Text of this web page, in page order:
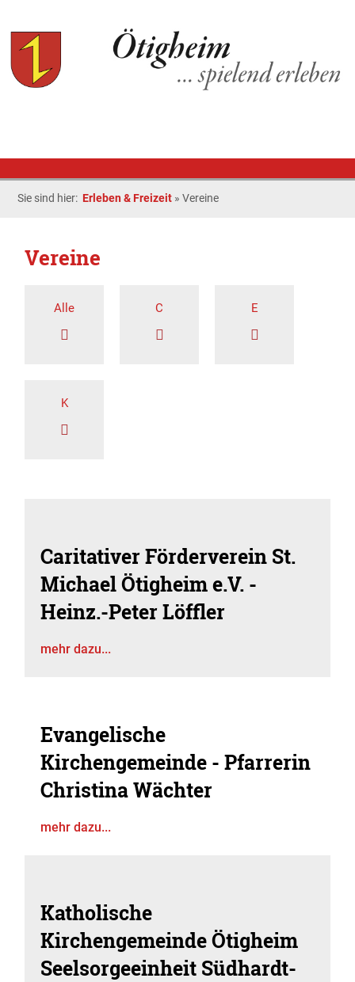
Sie sind hier: Erleben & Freizeit »Vereine
Vereine
Alle C E
K
Caritativer Förderverein St.
Michael Ötigheim e.V. -
Heinz.-Peter Löffler
mehr dazu...
Evangelische
Kirchengemeinde - Pfarrerin
Christina Wächter
mehr dazu...
Katholische
Kirchengemeinde Ötigheim
Seelsorgeeinheit Südhardt-